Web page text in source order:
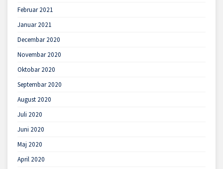
Februar 2021
Januar 2021
Decembar 2020
Novembar 2020
Oktobar 2020
Septembar 2020
August 2020
Juli 2020
Juni 2020
Maj 2020
April 2020